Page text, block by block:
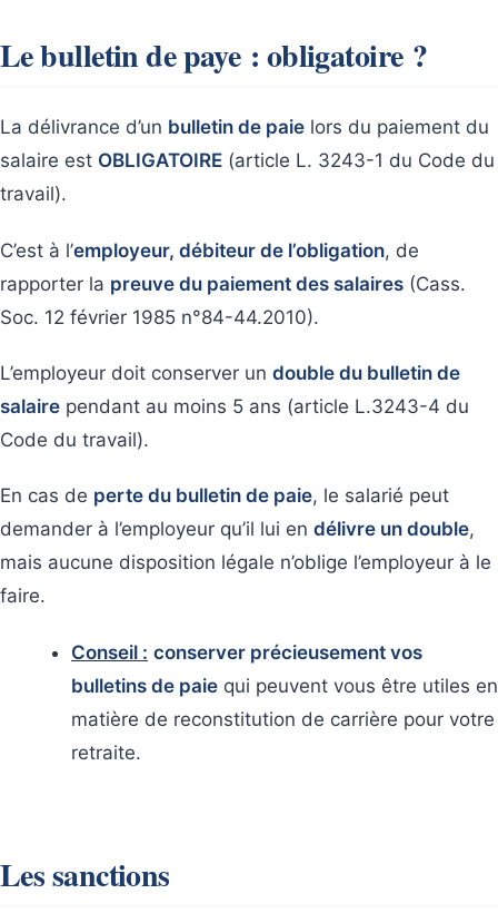
Le bulletin de paye : obligatoire ?
La délivrance d’un bulletin de paie lors du paiement du
salaire est OBLIGATOIRE (article L. 3243-1 du Code du
travail).
C’est à l’employeur, débiteur de l’obligation, de
rapporter la preuve du paiement des salaires (Cass.
Soc. 12 février 1985 n°84-44.2010).
L’employeur doit conserver un double du bulletin de
salaire pendant au moins 5 ans (article L.3243-4 du
Code du travail).
En cas de perte du bulletin de paie, le salarié peut
demander à l’employeur qu’il lui en délivre un double,
mais aucune disposition légale n’oblige l’employeur à le
faire.
Conseil : conserver précieusement vos
bulletins de paie qui peuvent vous être utiles en
matière de reconstitution de carrière pour votre
retraite.
Les sanctions